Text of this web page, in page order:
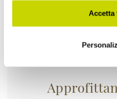
Accetta